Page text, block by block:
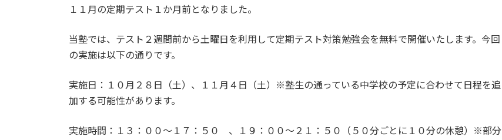
新
時
:
１１月の定期テスト１か月前となりました。
当塾では、テスト２週間前から土曜日を利用して定期テスト対策勉強会を無料で開催いたします。今回
の実施は以下の通りです。
実施日：１０月２８日（土）、１１月４日（土）※塾生の通っている中学校の予定に合わせて日程を追
加する可能性があります。
実施時間：１３：００～１７：５０ 、１９：００～２１：５０（５０分ごとに１０分の休憩）※部分